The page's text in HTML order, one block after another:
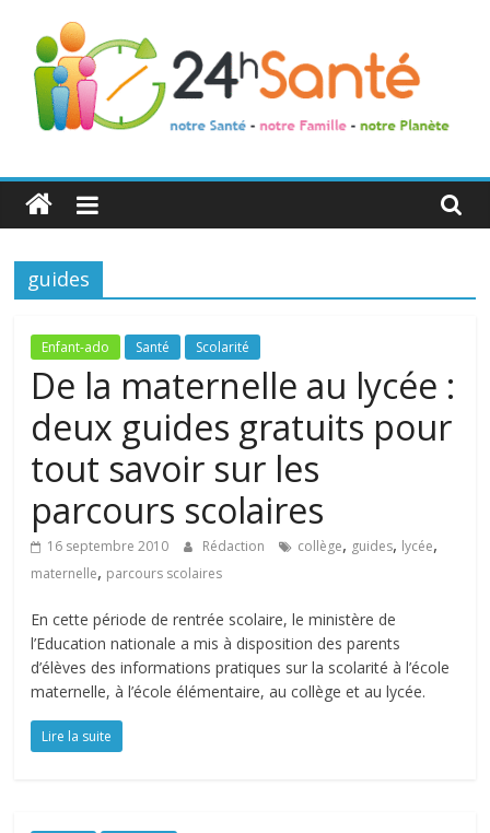
24h
Santé
La
de
toute
famille
guides
Enfant-ado Santé Scolarité
De la maternelle au lycée :
deux guides gratuits pour
tout savoir sur les
parcours scolaires
16 septembre 2010 Rédaction collège, guides, lycée,
maternelle, parcours scolaires
En cette période de rentrée scolaire, le ministère de
l’Education nationale a mis à disposition des parents
d’élèves des informations pratiques sur la scolarité à l’école
maternelle, à l’école élémentaire, au collège et au lycée.
Lire la suite